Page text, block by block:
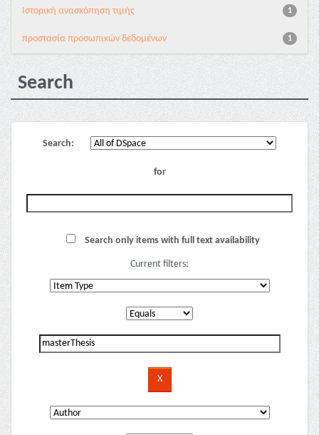
1
Ιστορική ανασκόπηση τιμής
1
προστασία προσωπικών δεδομένων
Search
Search:
for
Search only items with full text availability
Current filters: